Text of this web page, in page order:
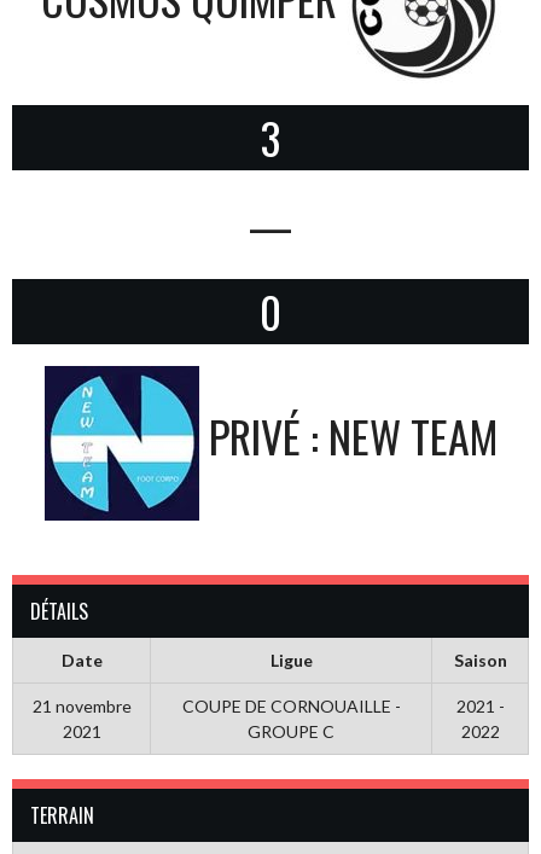
3
—
0
PRIVÉ : NEW TEAM
DÉTAILS
Date Ligue Saison
21 novembre
2021
COUPE DE CORNOUAILLE -
GROUPE C
2021 -
2022
TERRAIN